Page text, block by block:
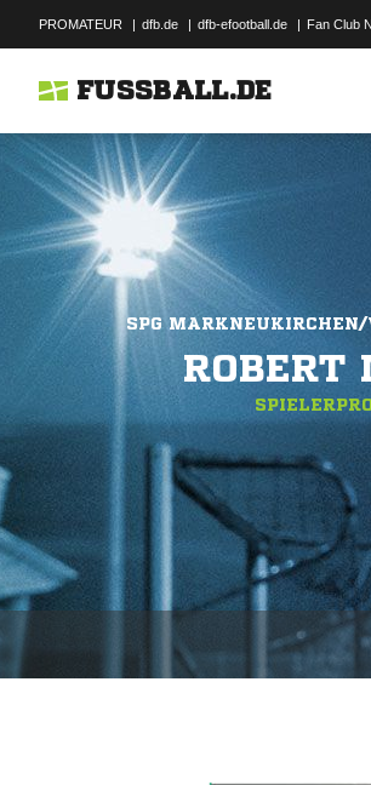
PROMATEUR | dfb.de | dfb-efootball.de | Fan Club
FUSSBALL.DE
SPG
ROBERT